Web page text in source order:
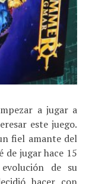
a jugar a
este juego.
fiel amante del
de jugar hace 15
de su